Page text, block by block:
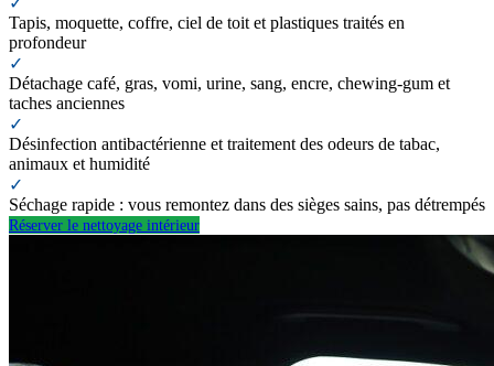
Tapis, moquette, coffre, ciel de toit et plastiques traités en
profondeur
✓
Détachage café, gras, vomi, urine, sang, encre, chewing-gum et
taches anciennes
✓
Désinfection antibactérienne et traitement des odeurs de tabac,
animaux et humidité
✓
Séchage rapide : vous remontez dans des sièges sains, pas détrempés
Réserver le nettoyage intérieur